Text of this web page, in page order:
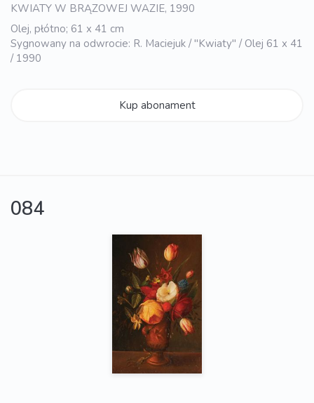
KWIATY W BRĄZOWEJ WAZIE, 1990
Olej, płótno; 61 x 41 cm
Sygnowany na odwrocie: R. Maciejuk / "Kwiaty" / Olej 61 x 41
/ 1990
Kup abonament
084